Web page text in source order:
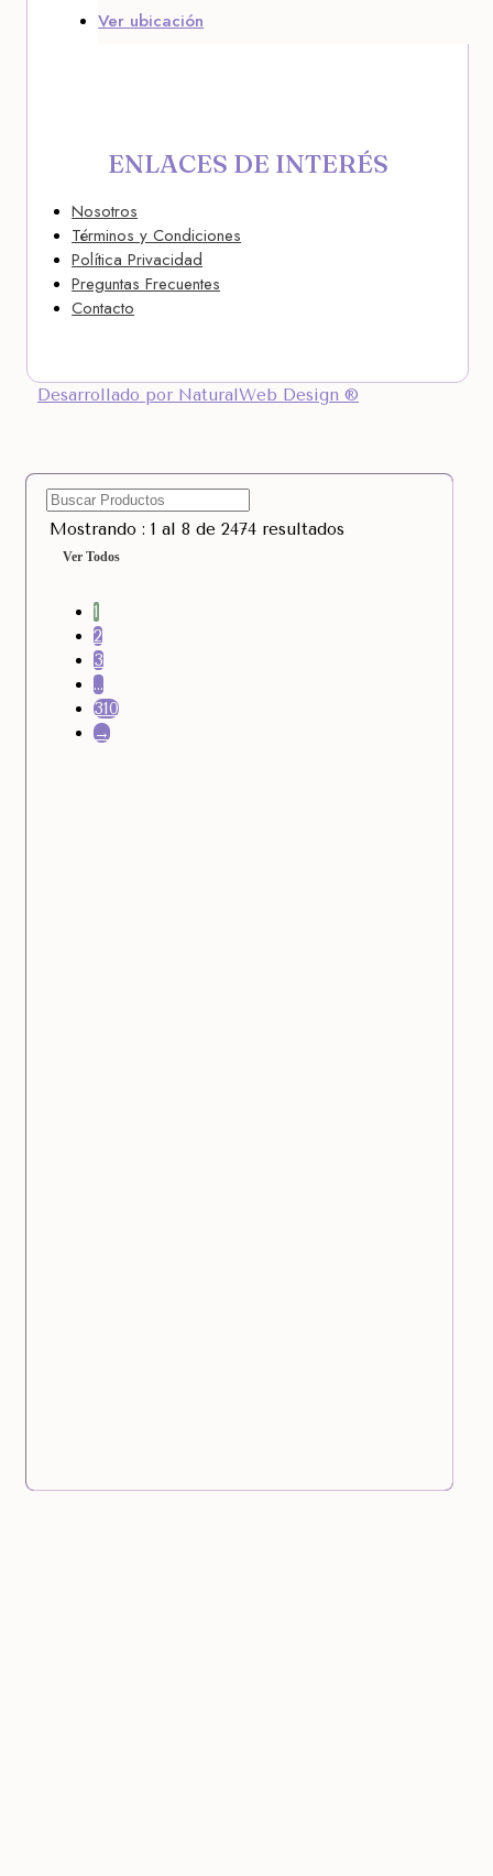
Ver ubicación
ENLACES DE INTERÉS
Nosotros
Términos y Condiciones
Política Privacidad
Preguntas Frecuentes
Contacto
Desarrollado por NaturalWeb Design ®
Mostrando : 1 al 8 de 2474 resultados
Ver Todos
1
2
3
…
310
→